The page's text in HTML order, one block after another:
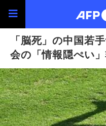
「脳死」の中国若
会の「情報隠ぺい